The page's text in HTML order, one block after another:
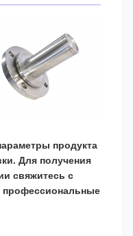
продукта
Для получения
свяжитесь с